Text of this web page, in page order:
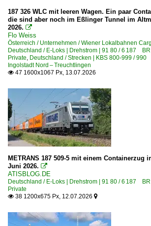
Gemischte Güterzüge
Güterzüge (sonstige)
Güterzüge nässeempfindliche
Holzhackschnitzel-Züge
Kali- und Salzzüge
Kessel- und Silozüge
KLV Containerzüge
KLV Sattelauflieger-Züge
Kohle-, Erz- und Kokszüge
Militärtransporte
Röhrenzüge
Schotter- und Kieszüge
Schrottzüge
187 326 WLC mit leeren Wagen. Ein paar
die sind aber noch im Eßlinger Tunnel im
2026. 
Flo Weiss
Österreich / Unternehmen / Wiener Lokalbahnen
Deutschland / E-Loks | Drehstrom | 91 80 / 6 187
Private, Deutschland / Strecken | KBS 800-999 /
Ingolstadt Nord – Treuchtlingen
 47 1600x1067 Px, 13.07.2026
METRANS 187 509-5 mit einem Containerzug
Juni 2026. 
ATISBLOG.DE
Deutschland / E-Loks | Drehstrom | 91 80 / 6 187
Private
 38 1200x675 Px, 12.07.2026 